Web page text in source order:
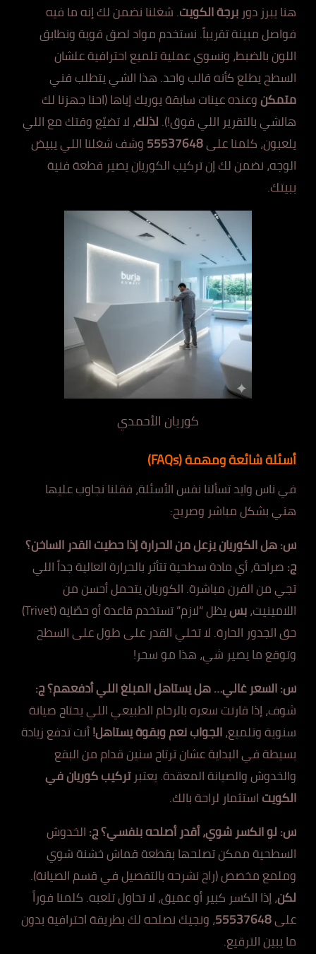
هنا يبرز دوربرجة الكويت. شغلنا نضمن لك إنه ما فيه
فواصل مبينة تقريباً. نستخدم مواد لصق قوية ونطابق
اللون بالضبط، ونسوي عملية تلميع احترافية علشان
السطح يطلع كأنه قالب واحد. هذا الشي يتطلب فني
متمكنوعنده عينات سابقة يوريك إياها (احنا جهزنا لك
هالشي بالتقرير اللي فوق!).لذلك، لا تضيّع وقتك مع اللي
يلعبون، كلمنا على55537648وشف شغلنا اللي يبيض
الوجه، نضمن لك إن تركيب الكوريان يصير قطعة فنية
ببيتك.
كوريان الأحمدي
أسئلة شائعة ومهمة (FAQs)
في ناس وايد تسألنا نفس الأسئلة، فقلنا نجاوب عليها
هني بشكل مباشر وصريح:
س: هل الكوريان يزعل من الحرارة إذا حطيت القدر الساخن؟
ج:صراحة، أي مادة سطحية تتأثر بالحرارة العالية جداً اللي
تجي من الفرن مباشرة. الكوريان يتحمل أحسن من
اللامينيت،بس
يظل “لازم” تستخدم قاعدة أو حصّاية (Trivet)
حق الجدور الحارة. لا تخلي القدر على طول على السطح
وتوقع ما يصير شي، هذا مو سحر!
س: السعر غالي… هل يستاهل المبلغ اللي أدفعهم؟ج:
شوف، إذا قارنت سعره بالرخام الطبيعي اللي يحتاج صيانة
سنوية وتلميع،الجواب نعم وبقوة يستاهل!أنت تدفع زيادة
بسيطة في البداية عشان ترتاح سنين قدام من البقع
والخدوش والصيانة المعقدة. يعتبرتركيب كوريان في
الكويتاستثمار لراحة بالك.
س: لو انكسر شوي، أقدر أصلحه بنفسي؟ج:الخدوش
السطحية ممكن تصلحها بقطعة قماش خشنة شوي
وملمع مخصص (راح نشرحه بالتفصيل في قسم الصيانة).
لكن، إذا الكسر كبير أو عميق، لا تحاول تلعبه. كلمنا فوراً
على55537648، ونجيك نصلحه لك بطريقة احترافية بدون
ما يبين الترقيع.